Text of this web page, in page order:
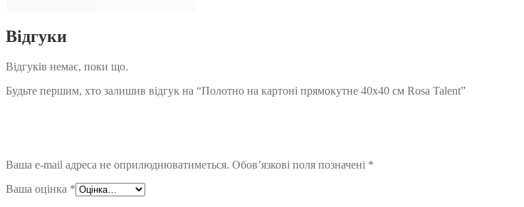
Відгуки
Відгуків немає, поки що.
Будьте першим, хто залишив відгук на “Полотно на картоні прямокутне 40х40 см Rosa Talent”
Ваша e-mail адреса не оприлюднюватиметься. Обов’язкові поля позначені *
Ваша оцінка *